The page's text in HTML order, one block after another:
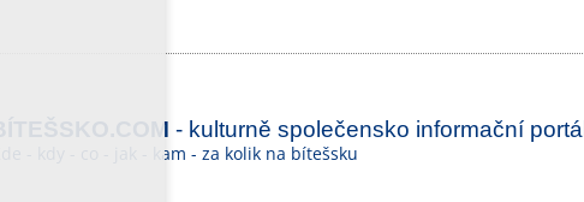
BÍTEŠSKO.COM - kulturně společensko informační portál
Kde - kdy - co - jak - kam - za kolik na bítešsku